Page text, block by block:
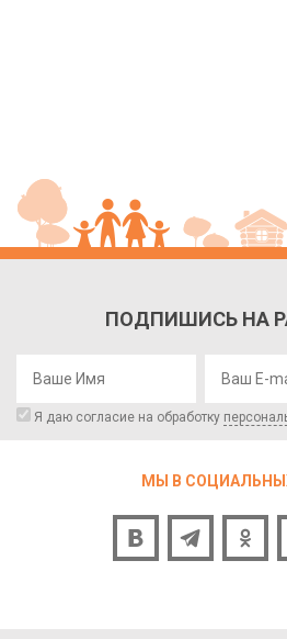
ПОДПИШИСЬ НА
Я даю согласие на обработку
МЫ В